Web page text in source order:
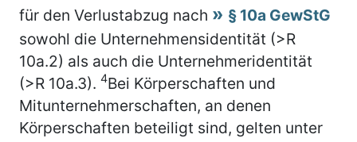
für den Verlustabzug nach
§ 10a GewStG
sowohl die Unternehmensidentität (>R
10a.2) als auch die Unternehmeridentität
(>R 10a.3). 4Bei Körperschaften und
Mitunternehmerschaften, an denen
Körperschaften beteiligt sind, gelten unter